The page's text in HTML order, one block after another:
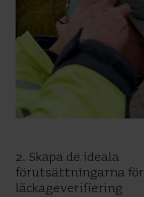
2. Skapa de ideala
förutsättningarna för
läckageverifiering